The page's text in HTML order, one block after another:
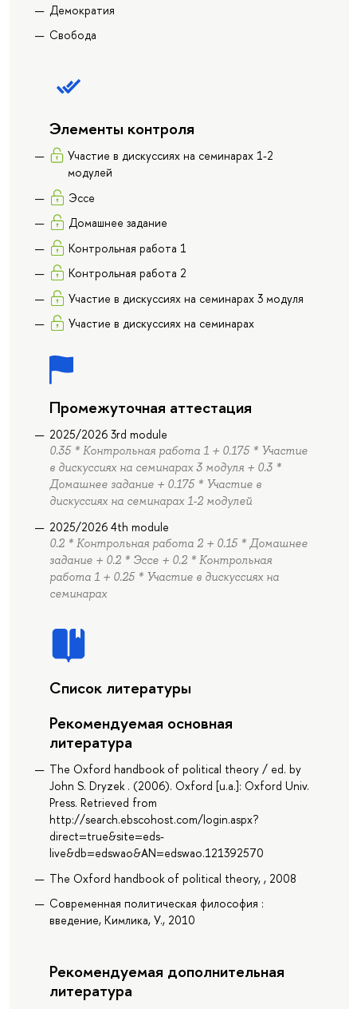
Демократия
Свобода
Элементы контроля
Участие в дискуссиях на семинарах 1-2
модулей
Эссе
Домашнее задание
Контрольная работа 1
Контрольная работа 2
Участие в дискуссиях на семинарах 3 модуля
Участие в дискуссиях на семинарах
Промежуточная аттестация
2025/2026 3rd module
0.35 * Контрольная работа 1 + 0.175 * Участие
в дискуссиях на семинарах 3 модуля + 0.3 *
Домашнее задание + 0.175 * Участие в
дискуссиях на семинарах 1-2 модулей
2025/2026 4th module
0.2 * Контрольная работа 2 + 0.15 * Домашнее
задание + 0.2 * Эссе + 0.2 * Контрольная
работа 1 + 0.25 * Участие в дискуссиях на
семинарах
Список литературы
Рекомендуемая основная
литература
The Oxford handbook of political theory / ed. by
John S. Dryzek . (2006). Oxford [u.a.]: Oxford Univ.
Press. Retrieved from
http://search.ebscohost.com/login.aspx?
direct=true&site=eds-
live&db=edswao&AN=edswao.121392570
The Oxford handbook of political theory, , 2008
Современная политическая философия :
введение, Кимлика, У., 2010
Рекомендуемая дополнительная
литература